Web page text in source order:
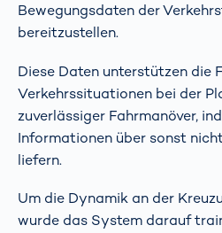
Bewegungsdaten der
bereitzustellen.
Diese Daten unterstützen die
Verkehrssituationen bei der
zuverlässiger Fahrmanöver,
Informationen über sonst
liefern.
Um die Dynamik an der
wurde das System darauf